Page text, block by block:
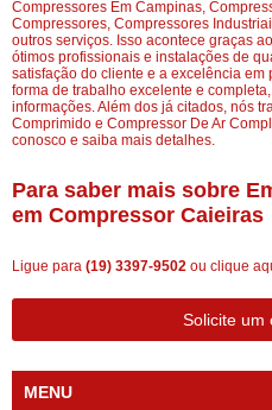
Compressores Em Campinas,
Compressores, Compressores
outros serviços. Isso acontece graças
ótimos profissionais e instalações de
satisfação do cliente e a excelência
forma de trabalho excelente e
informações. Além dos já citados, nós
Comprimido e Compressor De Ar
conosco e saiba mais detalhes.
Para saber mais sobre
em Compressor Caieiras
Ligue para (19) 3397-9502 ou clique
Solicite um
MENU